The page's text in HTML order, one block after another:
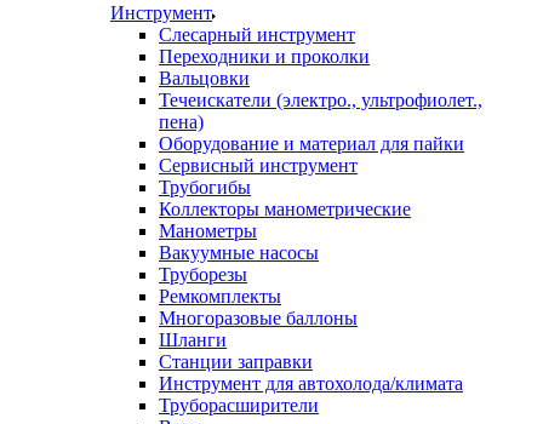
Инструмент
Слесарный инструмент
Переходники и проколки
Вальцовки
Течеискатели (электро., ультрофиолет.,
пена)
Оборудование и материал для пайки
Сервисный инструмент
Трубогибы
Коллекторы манометрические
Манометры
Вакуумные насосы
Труборезы
Ремкомплекты
Многоразовые баллоны
Шланги
Станции заправки
Инструмент для автохолода/климата
Труборасширители